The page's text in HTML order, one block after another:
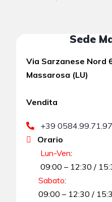
Sede
Via Sarzanese Nord
Massarosa (LU)
Vendita
+39 0584.99.71.97
Orario
Lun-Ven:
09:00 – 12:30 /
Sabato:
09:00 – 12:30 /